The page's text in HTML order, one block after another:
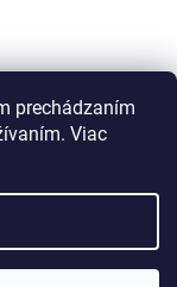
prechádzaním
Viac